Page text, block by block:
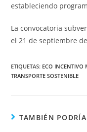
estableciendo
La convocatoria
el 21 de septiembre
ETIQUETAS: ECO INCENTIVO
TRANSPORTE SOSTENIBLE
TAMBIÉN PODRÍA